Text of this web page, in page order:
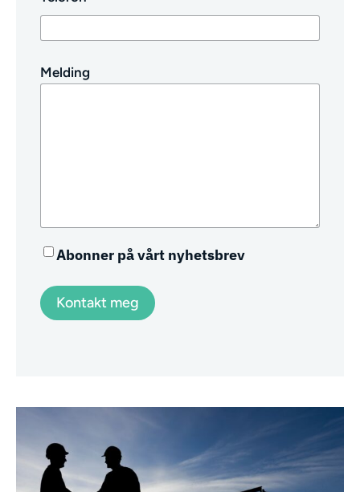
Melding
Nyhetsbrev
Abonner på vårt nyhetsbrev